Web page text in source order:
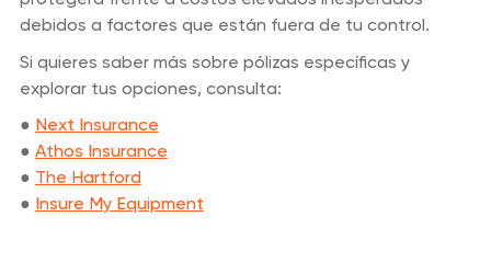
debidos a factores que están fuera de tu control.
Si quieres saber más sobre pólizas específicas y
explorar tus opciones, consulta:
● Next Insurance
● Athos Insurance
● The Hartford
● Insure My Equipment